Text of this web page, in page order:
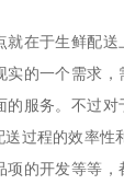
就在于生鲜配
实的一个需求
的服务。不过
过程的效率性
项的开发等等